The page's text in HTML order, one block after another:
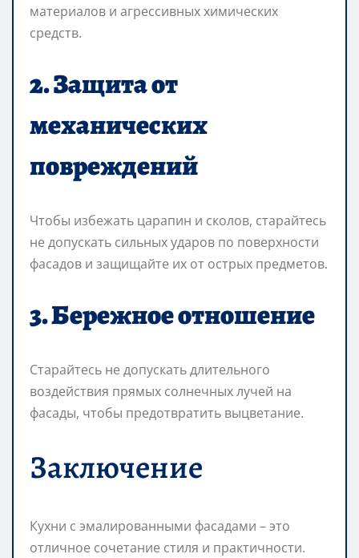
материалов и агрессивных химических
средств.
2. Защита от
механических
повреждений
Чтобы избежать царапин и сколов, старайтесь
не допускать сильных ударов по поверхности
фасадов и защищайте их от острых предметов.
3. Бережное отношение
Старайтесь не допускать длительного
воздействия прямых солнечных лучей на
фасады, чтобы предотвратить выцветание.
Заключение
Кухни с эмалированными фасадами – это
отличное сочетание стиля и практичности.